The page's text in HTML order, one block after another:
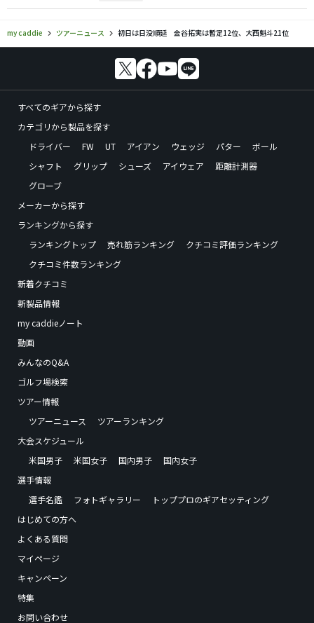
my caddie ツアーニュース 初日は日没順延 金谷拓実は暫定12位、大西魁斗21位
すべてのギアから探す
カテゴリから製品を探す
ドライバー
FW UT アイアン ウェッジ パター
ボール
シャフト
グリップ シューズ アイウェア
距離計測器
グローブ
メーカーから探す
ランキングから探す
ランキングトップ
売れ筋ランキング
クチコミ評価ランキング
クチコミ件数ランキング
新着クチコミ
新製品情報
my caddieノート
動画
みんなのQ&A
ゴルフ場検索
ツアー情報
ツアーニュース
ツアーランキング
大会スケジュール
米国男子
米国女子 国内男子
国内女子
選手情報
選手名鑑
フォトギャラリー
トッププロのギアセッティング
はじめての方へ
よくある質問
マイページ
キャンペーン
特集
お問い合わせ